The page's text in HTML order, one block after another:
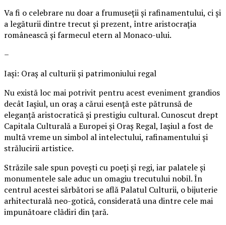
Va fi o celebrare nu doar a frumuseții și rafinamentului, ci și
a legăturii dintre trecut și prezent, între aristocrația
românească și farmecul etern al Monaco-ului.
–
Iași: Oraș al culturii și patrimoniului regal
Nu există loc mai potrivit pentru acest eveniment grandios
decât Iașiul, un oraș a cărui esență este pătrunsă de
eleganță aristocratică și prestigiu cultural. Cunoscut drept
Capitala Culturală a Europei și Oraș Regal, Iașiul a fost de
multă vreme un simbol al intelectului, rafinamentului și
strălucirii artistice.
Străzile sale spun povești cu poeți și regi, iar palatele și
monumentele sale aduc un omagiu trecutului nobil. În
centrul acestei sărbători se află Palatul Culturii, o bijuterie
arhitecturală neo-gotică, considerată una dintre cele mai
impunătoare clădiri din țară.